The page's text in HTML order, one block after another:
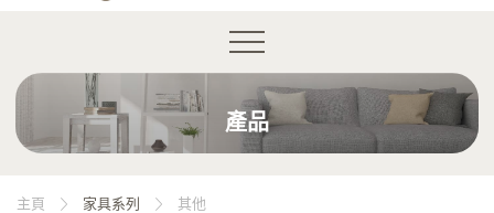
購買訂單 *淨金額滿 HK $ 500 可享免費送貨服務。
產品
主頁 家具系列 其他